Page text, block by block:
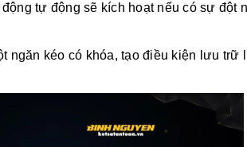
tự động sẽ kích hoạt nếu có sự đột
ngăn kéo có khóa, tạo điều kiện lưu trữ